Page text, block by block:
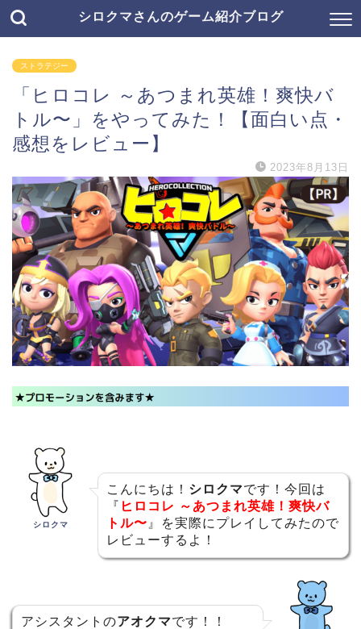
シロクマさんのゲーム紹介ブログ
ストラテジー
「ヒロコレ ～あつまれ英雄！爽快バ
トル〜」をやってみた！【面白い点・
感想をレビュー】
2023年8月13日
シロクマ
こんにちは！ シロクマです！今回は
『 ヒロコレ ～あつまれ英雄！爽快バ
トル〜 』を実際にプレイしてみたので
レビューするよ！
アシスタントのアオクマです！！